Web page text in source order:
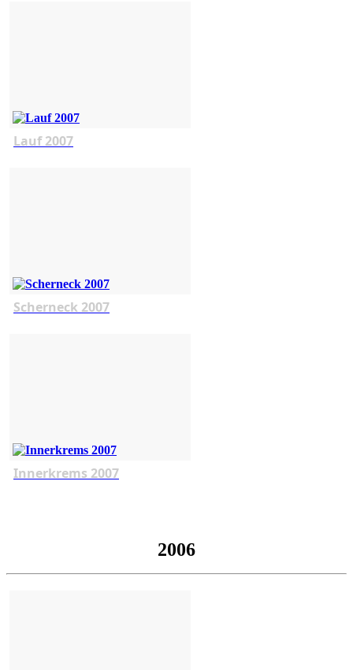
Lauf 2007
Scherneck 2007
Innerkrems 2007
2006